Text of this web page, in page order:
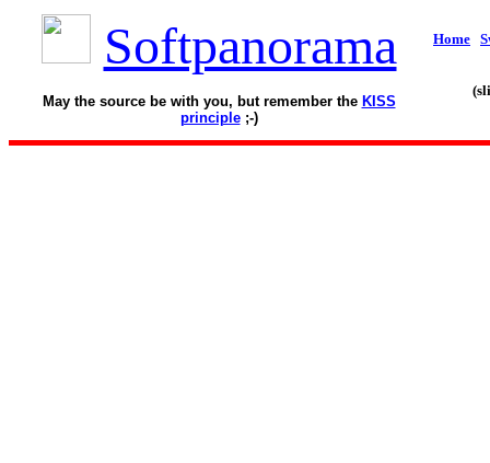
Softpanorama
May the source be with you, but remember the KISS
principle;-)
Home